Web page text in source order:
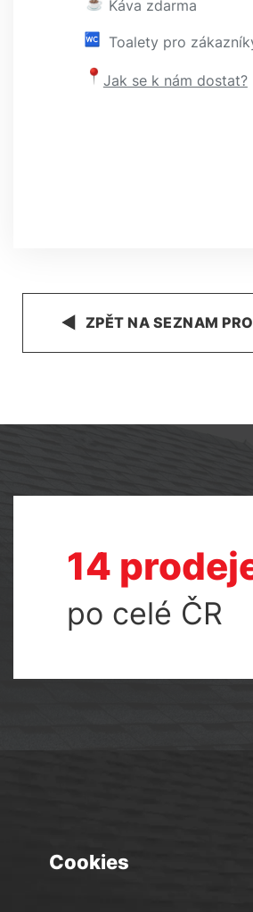
Káva zdarma
Toalety pro
Jak se k nám dostat?
ZPĚT NA SEZNAM
14
po celé ČR
Cookies